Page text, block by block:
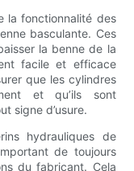
la fonctionnalité des
basculante. Ces
la benne de la
facile et efficace
que les cylindres
et qu’ils sont
signe d’usure.
hydrauliques de
de toujours
du fabricant. Cela